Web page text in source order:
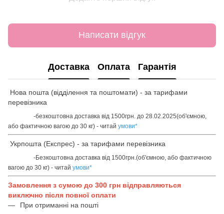
Написати відгук
Доставка Оплата Гарантія
Нова пошта (відділення та поштомати) - за тарифами
перевізника
-безкоштовна доставка від 1500грн. до 28.02.2025(об'ємною,
або фактичною вагою до 30 кг) - читай умови*
Укрпошта (Експрес) - за тарифами перевізника
-Безкоштовна доставка від 1500грн.(об'ємною, або фактичною
вагою до 30 кг) - читай умови*
Замовлення з сумою до 300 грн відправляються
виключно після повної оплати
При отриманні на пошті